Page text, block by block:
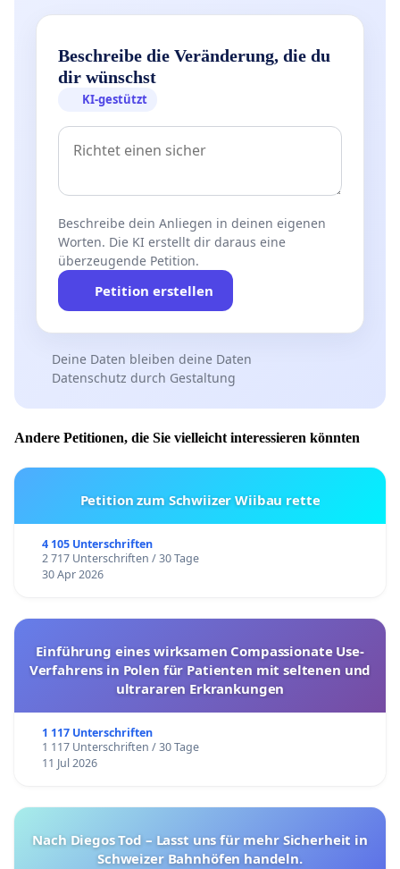
Beschreibe die Veränderung, die du
dir wünschst
KI-gestützt
Beschreibe dein Anliegen in deinen eigenen
Worten. Die KI erstellt dir daraus eine
überzeugende Petition.
Petition erstellen
Deine Daten bleiben deine Daten
Datenschutz durch Gestaltung
Andere Petitionen, die Sie vielleicht interessieren könnten
Petition zum Schwiizer Wiibau rette
4 105 Unterschriften
2 717 Unterschriften / 30 Tage
30 Apr 2026
Einführung eines wirksamen Compassionate Use-
Verfahrens in Polen für Patienten mit seltenen und
ultrararen Erkrankungen
1 117 Unterschriften
1 117 Unterschriften / 30 Tage
11 Jul 2026
Nach Diegos Tod – Lasst uns für mehr Sicherheit in
Schweizer Bahnhöfen handeln.